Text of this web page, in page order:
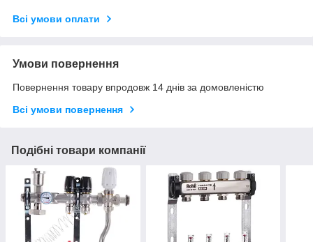
Всі умови оплати
Умови повернення
Повернення товару впродовж 14 днів за домовленістю
Всі умови повернення
Подібні товари компанії